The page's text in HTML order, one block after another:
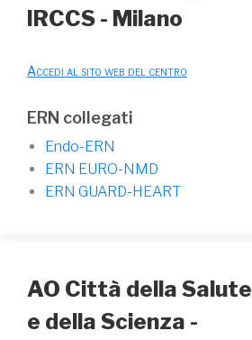
IRCCS - Milano
Accedi al sito web del centro
ERN collegati
Endo-ERN
ERN EURO-NMD
ERN GUARD-HEART
AO Città della Salute
e della Scienza -